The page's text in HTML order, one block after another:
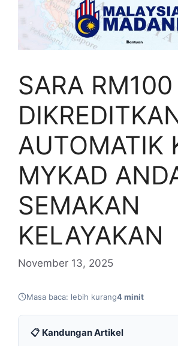
SARA RM100
AUTOMATIK
MYKAD
SEMAKAN
KELAYAKAN
November 13, 2025
Masa baca: lebih kurang4 minit
📋 Kandungan Artikel